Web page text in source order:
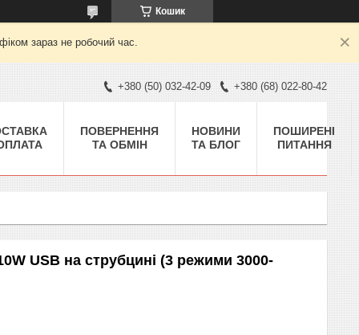
Кошик
зараз не робочий час.
+380 (50) 032-42-09 +380 (68) 022-80-42
ПОВЕРНЕННЯ
ТА ОБМІН
НОВИНИ
ТА БЛОГ
ПОШИРЕНІ
ПИТАННЯ
USB на струбцині (3 режими 3000-